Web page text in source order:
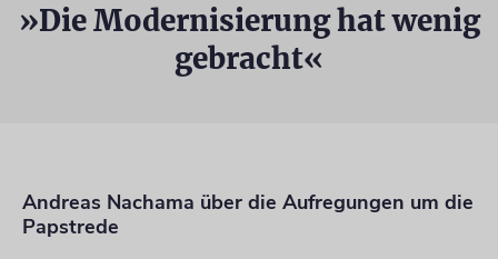
»Die Modernisierung hat wenig
gebracht«
Andreas Nachama über die Aufregungen um die
Papstrede